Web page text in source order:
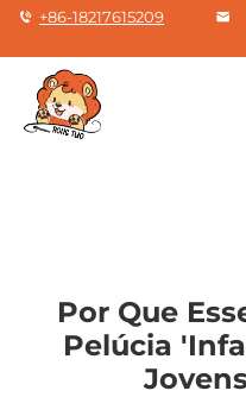
+86-18217615209
Por Que
Pelúcia